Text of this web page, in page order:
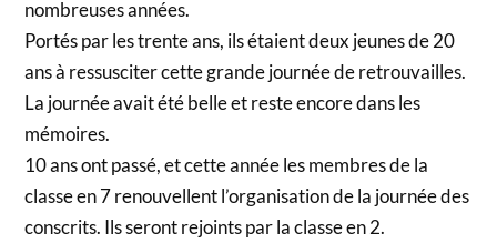
nombreuses années.
Portés par les trente ans, ils étaient deux jeunes de 20
ans à ressusciter cette grande journée de retrouvailles.
La journée avait été belle et reste encore dans les
mémoires.
10 ans ont passé, et cette année les membres de la
classe en 7 renouvellent l’organisation de la journée des
conscrits. Ils seront rejoints par la classe en 2.